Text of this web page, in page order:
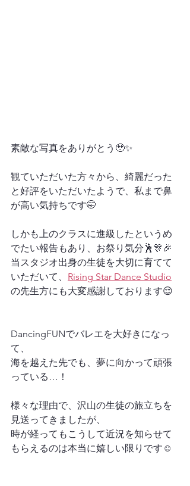
素敵な写真をありがとう🥹✨
観ていただいた方々から、綺麗だった
と好評をいただいたようで、私まで鼻
が高い気持ちです🤭
しかも上のクラスに進級したというめ
でたい報告もあり、お祭り気分🕺🎊🎉
当スタジオ出身の生徒を大切に育てて
いただいて、 Rising Star Dance Studio
の先生方にも大変感謝しております😌
DancingFUNでバレエを大好きになっ
て、
海を越えた先でも、夢に向かって頑張
っている…！
様々な理由で、沢山の生徒の旅立ちを
見送ってきましたが、
時が経ってもこうして近況を知らせて
もらえるのは本当に嬉しい限りです☺️